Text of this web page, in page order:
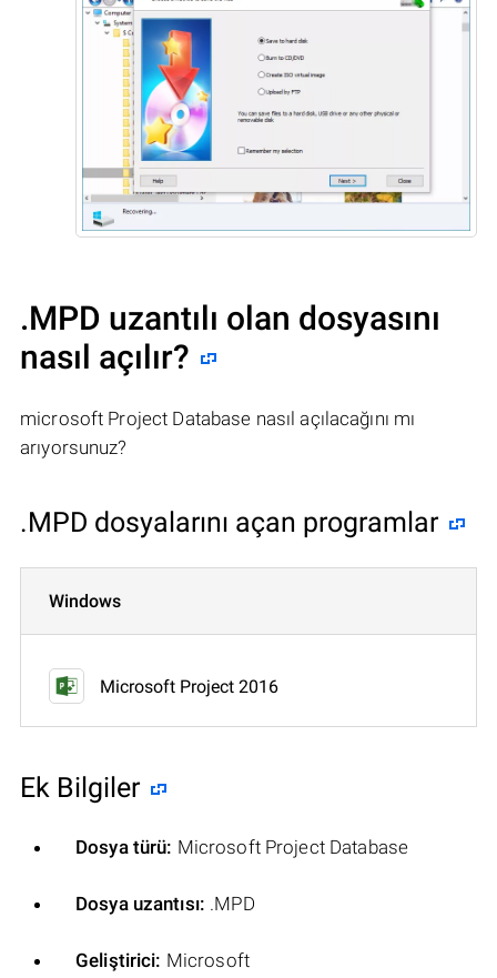
.MPD uzantılı olan dosyasını
nasıl açılır?
microsoft Project Database nasıl açılacağını mı
arıyorsunuz?
.MPD dosyalarını açan programlar
Windows
Microsoft Project 2016
Ek Bilgiler
Dosya türü: Microsoft Project Database
Dosya uzantısı: .MPD
Geliştirici: Microsoft